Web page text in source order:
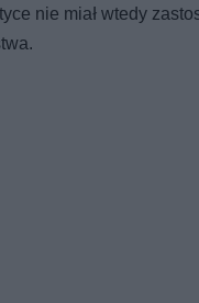
nie miał wtedy